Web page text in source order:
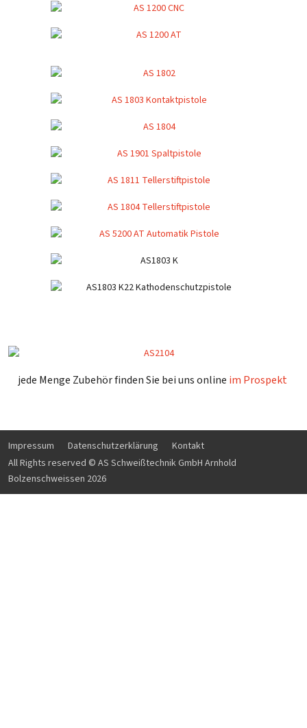
jede Menge Zubehör finden Sie bei uns online im Prospekt
Impressum Datenschutzerklärung
Kontakt
All Rights reserved © AS Schweißtechnik GmbH Arnhold
Bolzenschweissen 2026